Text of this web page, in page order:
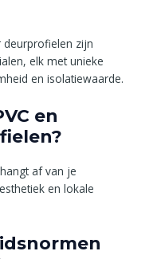
zijn
elk met unieke
en isolatiewaarde.
en
af van je
en lokale